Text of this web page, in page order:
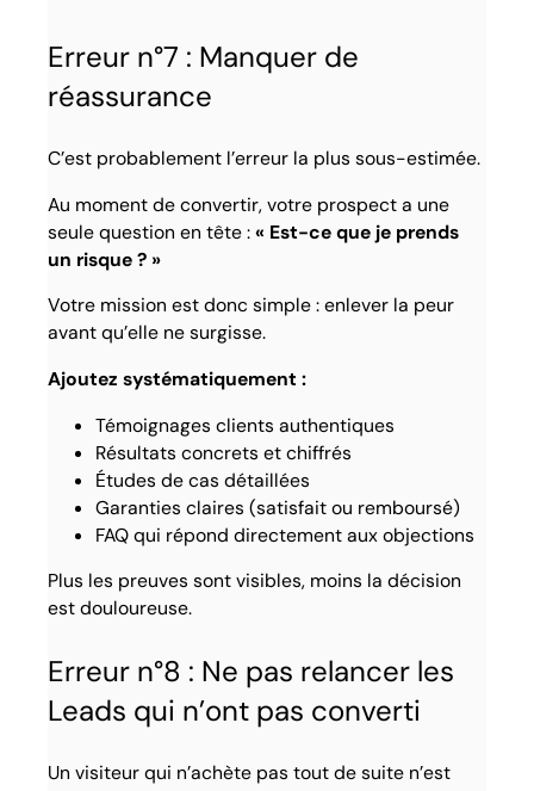
Erreur n°7 : Manquer de
réassurance
C’est probablement l’erreur la plus sous-estimée.
Au moment de convertir, votre prospect a une
seule question en tête :« Est-ce que je prends
un risque ? »
Votre mission est donc simple : enlever la peur
avant qu’elle ne surgisse.
Ajoutez systématiquement :
Témoignages clients authentiques
Résultats concrets et chiffrés
Études de cas détaillées
Garanties claires (satisfait ou remboursé)
FAQ qui répond directement aux objections
Plus les preuves sont visibles, moins la décision
est douloureuse.
Erreur n°8 : Ne pas relancer les
Leads qui n’ont pas converti
Un visiteur qui n’achète pas tout de suite n’est